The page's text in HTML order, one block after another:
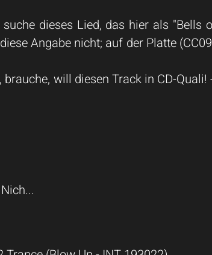
dieses Lied, das hier als "Bells
Angabe nicht; auf der Platte
will diesen Track in CD-